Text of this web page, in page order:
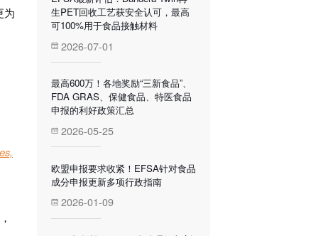
为
生PET回收工艺获安全认可，最高
可100%用于食品接触材料
2026-07-01
最高600万！各地奖励“三新食品”、
FDA GRAS、保健食品、特医食品
申报的利好政策汇总
2026-05-25
欧盟申报要求收紧！EFSA针对食品
成分申报更新多项行政指南
2026-01-09